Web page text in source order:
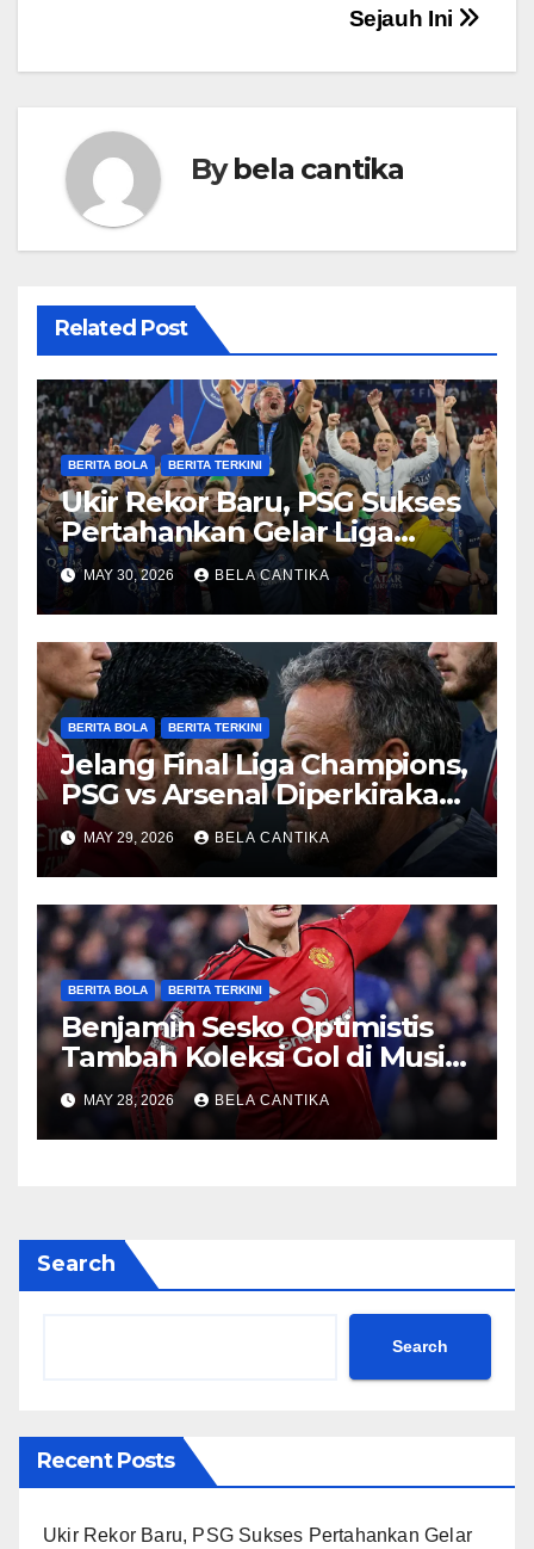
Sejauh Ini
Bybela cantika
Related Post
BERITA BOLA BERITA TERKINI
Ukir Rekor Baru, PSG Sukses
Pertahankan Gelar Liga
Champions
MAY 30, 2026 BELA CANTIKA
BERITA BOLA BERITA TERKINI
Jelang Final Liga Champions,
PSG vs Arsenal Diperkirakan
Sengit
MAY 29, 2026 BELA CANTIKA
BERITA BOLA BERITA TERKINI
Benjamin Sesko Optimistis
Tambah Koleksi Gol di Musim
2026/27
MAY 28, 2026 BELA CANTIKA
Search
Search
Recent Posts
Ukir Rekor Baru, PSG Sukses Pertahankan Gelar